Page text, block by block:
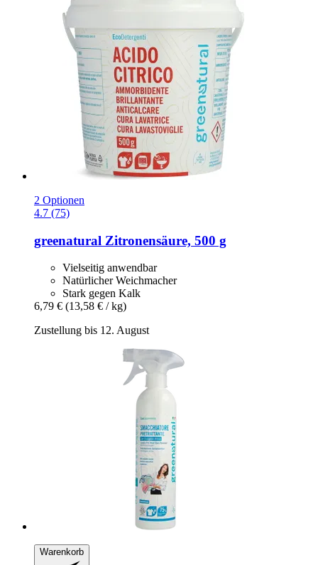
2 Optionen
4.7 (75)
greenatural Zitronensäure, 500 g
Vielseitig anwendbar
Natürlicher Weichmacher
Stark gegen Kalk
6,79 € (13,58 € / kg)
Zustellung bis 12. August
Warenkorb